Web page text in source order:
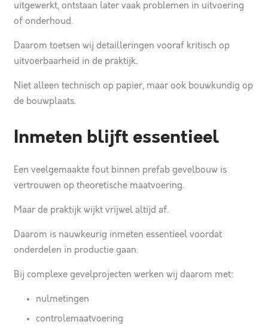
uitgewerkt, ontstaan later vaak problemen in uitvoering
of onderhoud.
Daarom toetsen wij detailleringen vooraf kritisch op
uitvoerbaarheid in de praktijk.
Niet alleen technisch op papier, maar ook bouwkundig op
de bouwplaats.
Inmeten blijft essentieel
Een veelgemaakte fout binnen prefab gevelbouw is
vertrouwen op theoretische maatvoering.
Maar de praktijk wijkt vrijwel altijd af.
Daarom is nauwkeurig inmeten essentieel voordat
onderdelen in productie gaan.
Bij complexe gevelprojecten werken wij daarom met:
nulmetingen
controlemaatvoering